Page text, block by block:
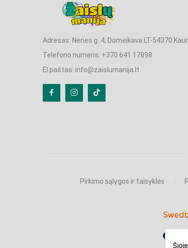
Adresas: Neries g. 4, Domeikava LT-54370
Telefono numeris: +370 641 17898
El.paštas: info@zaislumanija.lt
Pirkimo sąlygos ir taisyklės